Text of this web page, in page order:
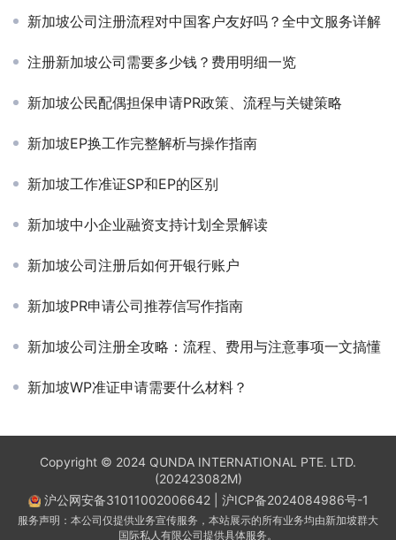
新加坡公司注册流程对中国客户友好吗？全中文服务详解
注册新加坡公司需要多少钱？费用明细一览
新加坡公民配偶担保申请PR政策、流程与关键策略
新加坡EP换工作完整解析与操作指南
新加坡工作准证SP和EP的区别
新加坡中小企业融资支持计划全景解读
新加坡公司注册后如何开银行账户
新加坡PR申请公司推荐信写作指南
新加坡公司注册全攻略：流程、费用与注意事项一文搞懂
新加坡WP准证申请需要什么材料？
Copyright © 2024 QUNDA INTERNATIONAL PTE. LTD.
(202423082M)
沪公网安备31011002006642| 沪ICP备2024084986号-1
服务声明：本公司仅提供业务宣传服务，本站展示的所有业务均由新加坡群大
国际私人有限公司提供具体服务。